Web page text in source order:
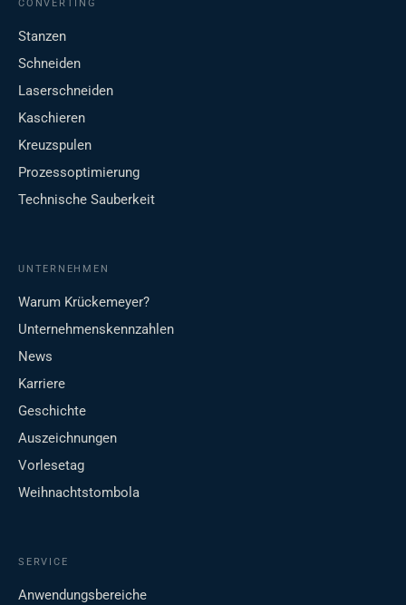
CONVERTING
Stanzen
Schneiden
Laserschneiden
Kaschieren
Kreuzspulen
Prozessoptimierung
Technische Sauberkeit
UNTERNEHMEN
Warum Krückemeyer?
Unternehmenskennzahlen
News
Karriere
Geschichte
Auszeichnungen
Vorlesetag
Weihnachtstombola
SERVICE
Anwendungsbereiche